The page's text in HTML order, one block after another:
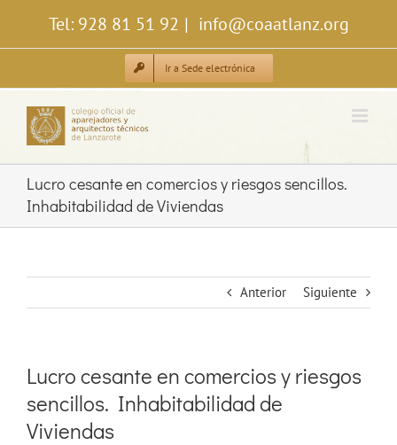
contenido
Tel: 928 81 51 92 | info@coaatlanz.org
Ir a Sede electrónica
Lucro cesante en comercios y riesgos sencillos.
Inhabitabilidad de Viviendas
Anterior Siguiente
Lucro cesante en comercios y riesgos
sencillos. Inhabitabilidad de
Viviendas